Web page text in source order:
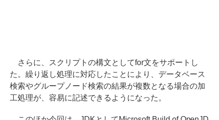
さらに、スクリプトの構文としてfor文をサポートし
た。繰り返し処理に対応したことにより、データベース
検索やグループノード検索の結果が複数となる場合の加
工処理が、容易に記述できるようになった。